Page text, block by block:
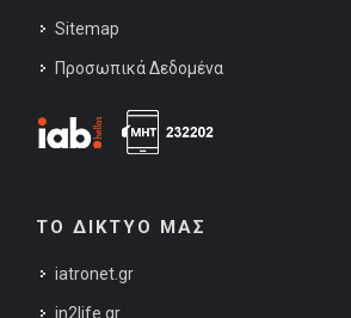
Sitemap
Προσωπικά Δεδομένα
ΤΟ ΔΙΚΤΥΟ ΜΑΣ
iatronet.gr
in2life.gr